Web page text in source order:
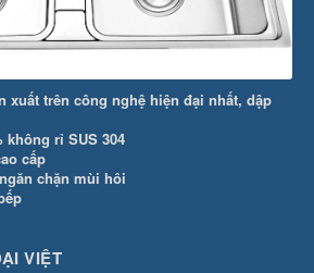
xuất trên công nghệ hiện đại nhất, dập
không rỉ SUS 304
cấp
chặn mùi hôi
VIỆT